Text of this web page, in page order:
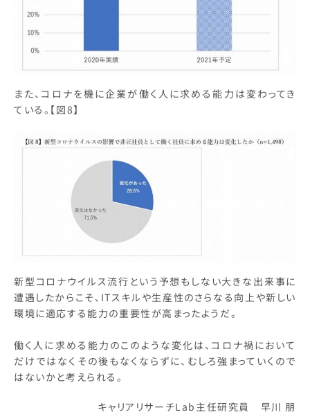
また、コロナを機に企業が働く人に求める能力は変わってき
ている。【図8】
新型コロナウイルス流行という予想もしない大きな出来事に
遭遇したからこそ、ITスキルや生産性のさらなる向上や新しい
環境に適応する能力の重要性が高まったようだ。
働く人に求める能力のこのような変化は、コロナ禍において
だけではなくその後もなくならずに、むしろ強まっていくので
はないかと考えられる。
キャリアリサーチLab主任研究員 早川 朋